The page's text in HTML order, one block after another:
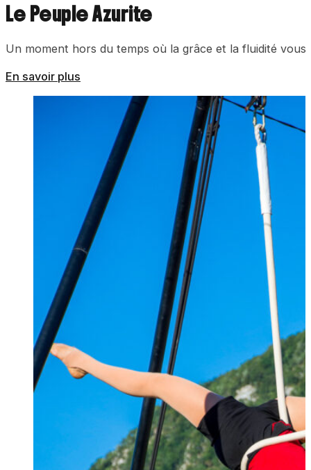
Le Peuple Azurite
Un moment hors du temps où la grâce et la fluidité
En savoir plus